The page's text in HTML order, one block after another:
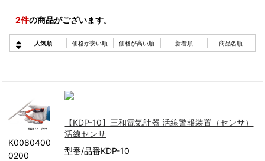
2件の商品がございます。
人気順 価格が安い順 価格が高い順 新着順 商品名順
K0080400
0200
【KDP-10】三和電気計器 活線警報装置（センサ）
活線センサ
型番/品番KDP-10